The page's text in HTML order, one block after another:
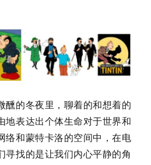
醺的冬夜里，聊着的和想着的
地表达出个体生命对于世界和
络和蒙特卡洛的空间中，在电
寻找的是让我们内心平静的角